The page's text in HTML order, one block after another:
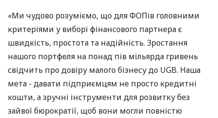
«Ми чудово розуміємо, що для ФОПів головними
критеріями у виборі фінансового партнера є
швидкість, простота та надійність. Зростання
нашого портфеля на понад пів мільярда гривень
свідчить про довіру малого бізнесу до UGB. Наша
мета - давати підприємцям не просто кредитні
кошти, а зручні інструменти для розвитку без
зайвої бюрократії, щоб вони могли повністю